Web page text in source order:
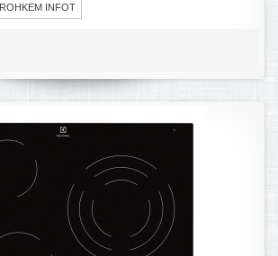
ROHKEM INFOT